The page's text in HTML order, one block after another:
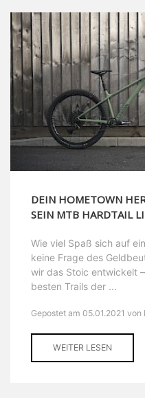
DEIN HOMETOWN
SEIN MTB HARDTAIL
Wie viel Spaß sich auf
keine Frage des
wir das Stoic entwickelt
besten Trails der ...
Gepostet am 05.01.2021 von
WEITER LESEN